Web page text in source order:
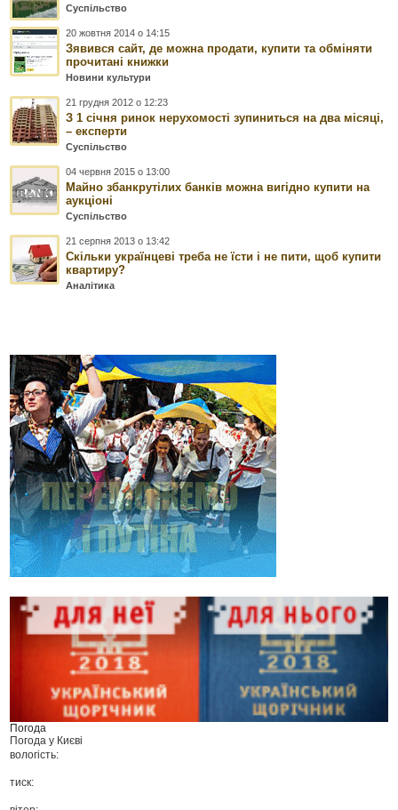
Суспільство
20 жовтня 2014 о 14:15
Зявився сайт, де можна продати, купити та обміняти
прочитані книжки
Новини культури
21 грудня 2012 о 12:23
З 1 січня ринок нерухомості зупиниться на два місяці,
– експерти
Суспільство
04 червня 2015 о 13:00
Майно збанкрутілих банків можна вигідно купити на
аукціоні
Суспільство
21 серпня 2013 о 13:42
Скільки українцеві треба не їсти і не пити, щоб купити
квартиру?
Аналітика
Погода
Погода у Києві
вологість:
тиск: